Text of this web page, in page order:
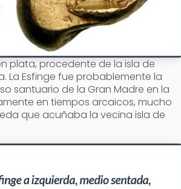
plata, procedente de la isla de
La Esfinge fue probablemente la
santuario de la Gran Madre en la
en tiempos arcaicos, mucho
que acuñaba la vecina isla de